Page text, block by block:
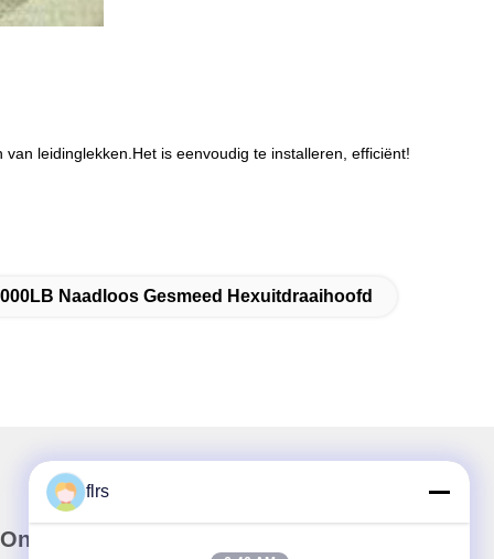
leidinglekken.Het is eenvoudig te installeren, efficiënt!
Naadloos Gesmeed Hexuitdraaihoofd
Onze Nieuwsbrief
flrs